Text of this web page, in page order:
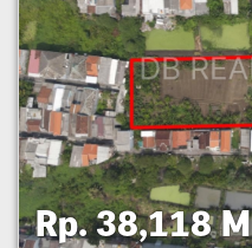
Rp. 38,118 M